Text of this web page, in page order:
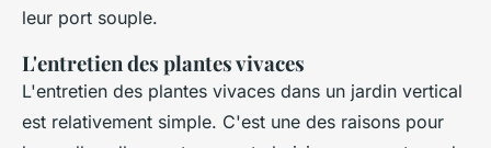
leur port souple.
L'entretien des plantes vivaces
L'entretien des plantes vivaces dans un jardin vertical
est relativement simple. C'est une des raisons pour